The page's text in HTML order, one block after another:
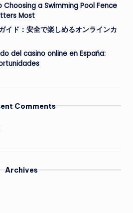
a Swimming Pool Fence
Most
イド：安全で楽しめるオンラインカ
del casino online en España:
Comments
Archives